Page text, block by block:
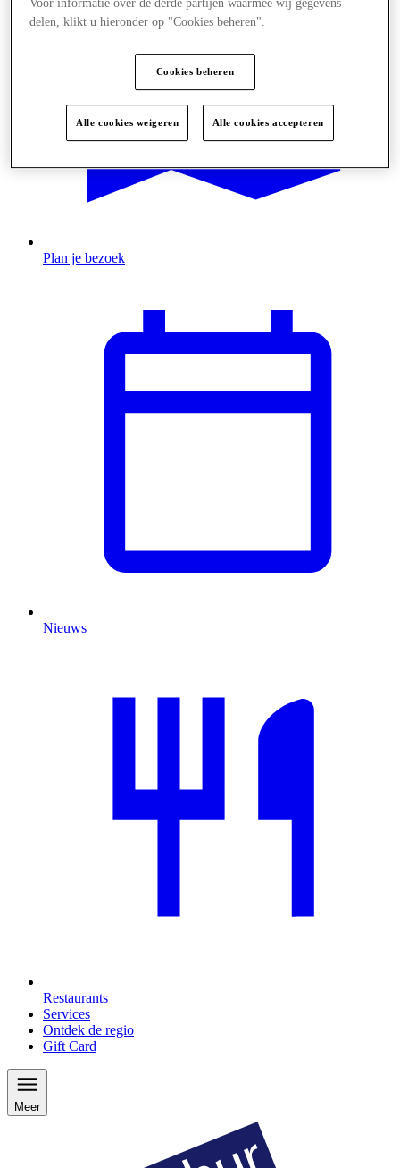
Plan je bezoek
Nieuws
Restaurants
Services
Ontdek de regio
Gift Card
Meer
Voor informatie over de derde partijen waarmee wij gegevens
delen, klikt u hieronder op "Cookies beheren".
Cookies beheren
Alle cookies weigeren Alle cookies accepteren